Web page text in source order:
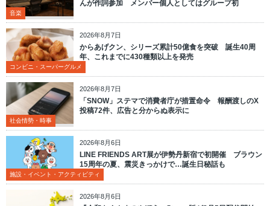
音楽
んが作詞参加 メンバー個人としてはグループ初
2026年8月7日
コンビニ・スーパーグルメ
からあげクン、シリーズ累計50億食を突破 誕生40周
年、これまでに430種類以上を発売
2026年8月7日
社会情勢・時事
「SNOW」ステマで消費者庁が措置命令 報酬渡しのX
投稿72件、広告と分からぬ表示に
2026年8月6日
施設・イベント・アクティビティ
LINE FRIENDS ART展が伊勢丹新宿で初開催 ブラウン
15周年の夏、震災きっかけで…誕生日秘話も
2026年8月6日